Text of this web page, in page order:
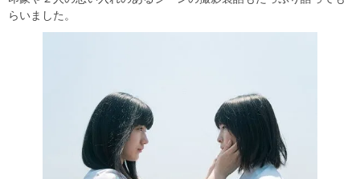
らいました。